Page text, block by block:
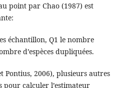
point par Chao (1987) est
échantillon, Q1 le nombre
d’espèces dupliquées.
Pontius, 2006), plusieurs autres
pour calculer l’estimateur